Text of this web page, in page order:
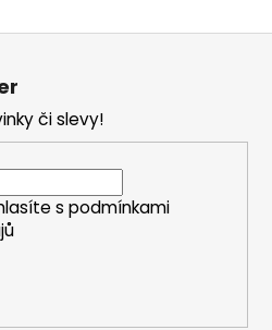
či slevy!
s podmínkami